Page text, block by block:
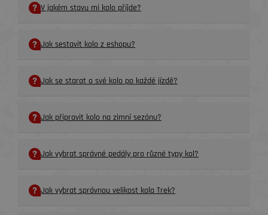
V jakém stavu mi kolo příjde?
Jak sestavit kolo z eshopu?
Jak se starat o své kolo po každé jízdě?
Jak připravit kolo na zimní sezónu?
Jak vybrat správné pedály pro různé typy kol?
Jak vybrat správnou velikost kola Trek?